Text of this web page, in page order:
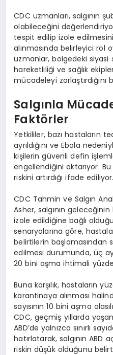
CDC uzmanları, salgının
olabileceğini
tespit edilip izole
alınmasında belirleyici rol
uzmanlar, bölgedeki siyasi
hareketliliği ve sağlık
mücadeleyi zorlaştırdığını
Salgınla
Faktörler
Yetkililer, bazı hastaların
ayrıldığını ve Ebola
kişilerin güvenli defin
engellendiğini aktarıyor.
riskini artırdığı ifade ediliyor.
CDC Tahmin ve Salgın
Asher, salgının geleceğinin
izole edildiğine bağlı
senaryolarına göre,
belirtilerin başlamasından
edilmesi durumunda, üç ay
20 bini aşma ihtimali
Buna karşılık, hastaların
karantinaya alınması
sayısının 10 bini aşma
CDC, geçmiş yıllarda
ABD’de yalnızca sınırlı
hatırlatarak, salgının ABD
riskin düşük olduğunu